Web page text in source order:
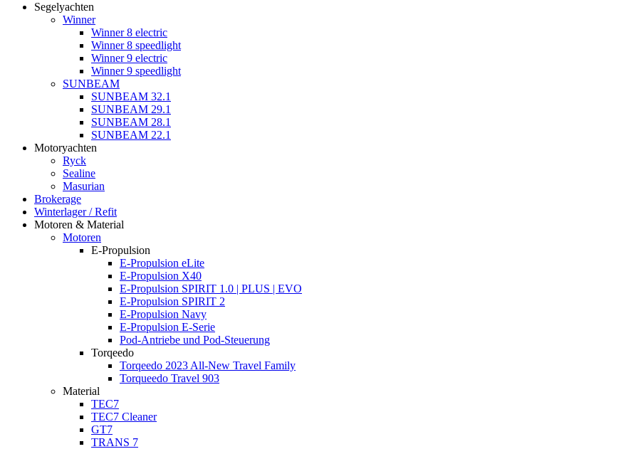
Segelyachten
Winner
Winner 8 electric
Winner 8 speedlight
Winner 9 electric
Winner 9 speedlight
SUNBEAM
SUNBEAM 32.1
SUNBEAM 29.1
SUNBEAM 28.1
SUNBEAM 22.1
Motoryachten
Ryck
Sealine
Masurian
Brokerage
Winterlager / Refit
Motoren & Material
Motoren
E-Propulsion
E-Propulsion eLite
E-Propulsion X40
E-Propulsion SPIRIT 1.0 | PLUS | EVO
E-Propulsion SPIRIT 2
E-Propulsion Navy
E-Propulsion E-Serie
Pod-Antriebe und Pod-Steuerung
Torqeedo
Torqeedo 2023 All-New Travel Family
Torqueedo Travel 903
Material
TEC7
TEC7 Cleaner
GT7
TRANS 7